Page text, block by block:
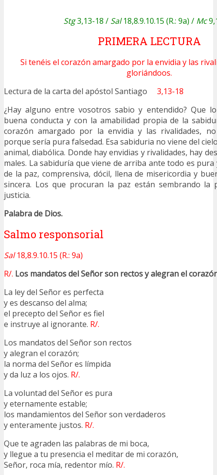
Stg3,13-18 / Sal18,8.9.10.15 (R.: 9a) / Mc
PRIMERA LECTURA
Si tenéis el corazón amargado por la envidia y las
gloriándoos.
Lectura de la carta del apóstol Santiago
3,13-18
¿Hay alguno entre vosotros sabio y entendido? Que
buena conducta y con la amabilidad propia de la
corazón amargado por la envidia y las rivalidades,
porque sería pura falsedad. Esa sabiduria no viene del
animal, diabólica. Donde hay envidias y rivalidades, hay
males. La sabiduría que viene de arriba ante todo es pura
de la paz, comprensiva, dócil, llena de misericordia y
sincera. Los que procuran la paz están sembrando
justicia.
Palabra de Dios.
Salmo responsorial
Sal18,8.9.10.15 (R.: 9a)
R/. Los mandatos del Señor son rectos y alegran el
La ley del Señor es perfecta
y es descanso del alma;
el precepto del Señor es fiel
e instruye al ignorante. R/.
Los mandatos del Señor son rectos
y alegran el corazón;
la norma del Señor es límpida
y da luz a los ojos. R/.
La voluntad del Señor es pura
y eternamente estable;
los mandamientos del Señor son verdaderos
y enteramente justos. R/.
Que te agraden las palabras de mi boca,
y llegue a tu presencia el meditar de mi corazón,
Señor, roca mía, redentor mío. R/.